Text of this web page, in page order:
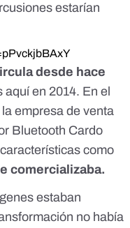
estarían
desde hace
aquíen 2014. En el
empresa de venta
Bluetooth Cardo
como
comercializaba.
estaban
no había